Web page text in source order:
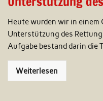
Heute wurden wir in
Unterstützung des
Aufgabe bestand darin die
Weiterlesen